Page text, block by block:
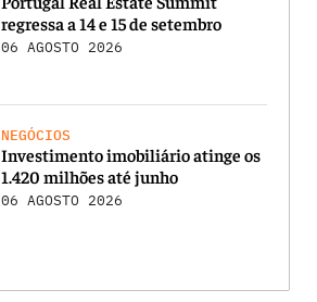
regressa a 14 e 15 de setembro
06 AGOSTO 2026
NEGÓCIOS
Investimento imobiliário atinge os
1.420 milhões até junho
06 AGOSTO 2026